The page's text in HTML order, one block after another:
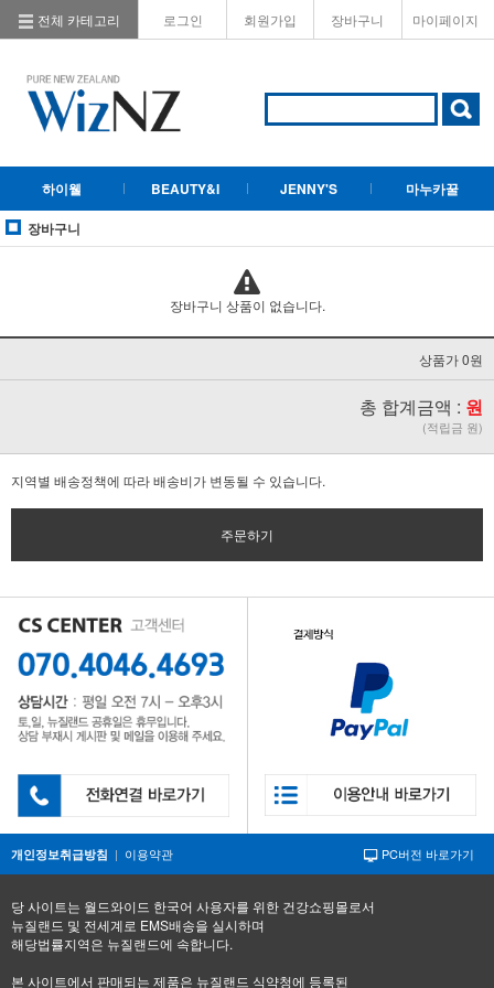
전체 카테고리 로그인 회원가입 장바구니 마이페이지
하이웰 BEAUTY&I JENNY'S
마누카꿀
장바구니
장바구니 상품이 없습니다.
상품가 0원
총 합계금액 : 원
(적립금 원)
지역별 배송정책에 따라 배송비가 변동될 수 있습니다.
주문하기
개인정보취급방침 | 이용약관 PC버전 바로가기
당 사이트는 월드와이드 한국어 사용자를 위한 건강쇼핑몰로서
뉴질랜드 및 전세계로 EMS배송을 실시하며
해당법률지역은 뉴질랜드에 속합니다.
본 사이트에서 판매되는 제품은 뉴질랜드 식약청에 등록된